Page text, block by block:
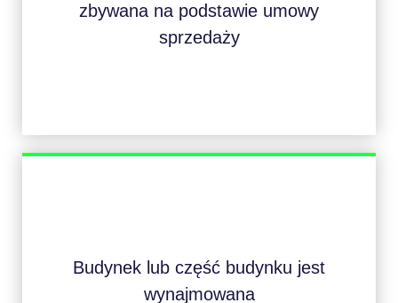
zbywana na podstawie umowy
sprzedaży
Budynek lub część budynku jest
wynajmowana